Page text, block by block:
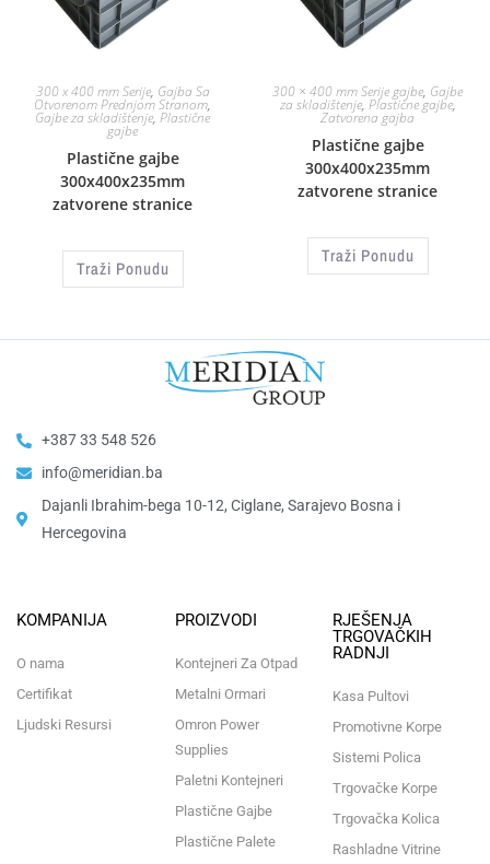
300 x 400 mm Serije, Gajba Sa
Otvorenom Prednjom Stranom,
Gajbe za skladištenje, Plastične
gajbe
Plastične gajbe
300x400x235mm
zatvorene stranice
Traži Ponudu
300 × 400 mm Serije gajbe, Gajbe
za skladištenje, Plastične gajbe,
Zatvorena gajba
Plastične gajbe
300x400x235mm
zatvorene stranice
Traži Ponudu
+387 33 548 526
info@meridian.ba
Dajanli Ibrahim-bega 10-12, Ciglane, Sarajevo Bosna i
Hercegovina​
KOMPANIJA
O nama
Certifikat
Ljudski Resursi
PROIZVODI
Kontejneri Za Otpad
Metalni Ormari
Omron Power
Supplies
Paletni Kontejneri
Plastične Gajbe
Plastične Palete
RJEŠENJA
TRGOVAČKIH
RADNJI
Kasa Pultovi
Promotivne Korpe
Sistemi Polica
Trgovačke Korpe
Trgovačka Kolica
Rashladne Vitrine